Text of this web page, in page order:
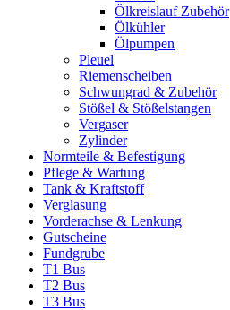
Ölkreislauf Zubehör
Ölkühler
Ölpumpen
Pleuel
Riemenscheiben
Schwungrad & Zubehör
Stößel & Stößelstangen
Vergaser
Zylinder
Normteile & Befestigung
Pflege & Wartung
Tank & Kraftstoff
Verglasung
Vorderachse & Lenkung
Gutscheine
Fundgrube
T1 Bus
T2 Bus
T3 Bus